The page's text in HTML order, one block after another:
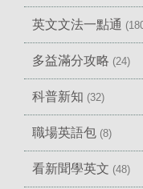
英文文法一點通
多益滿分攻略 (24)
科普新知 (32)
職場英語包 (8)
看新聞學英文 (48)